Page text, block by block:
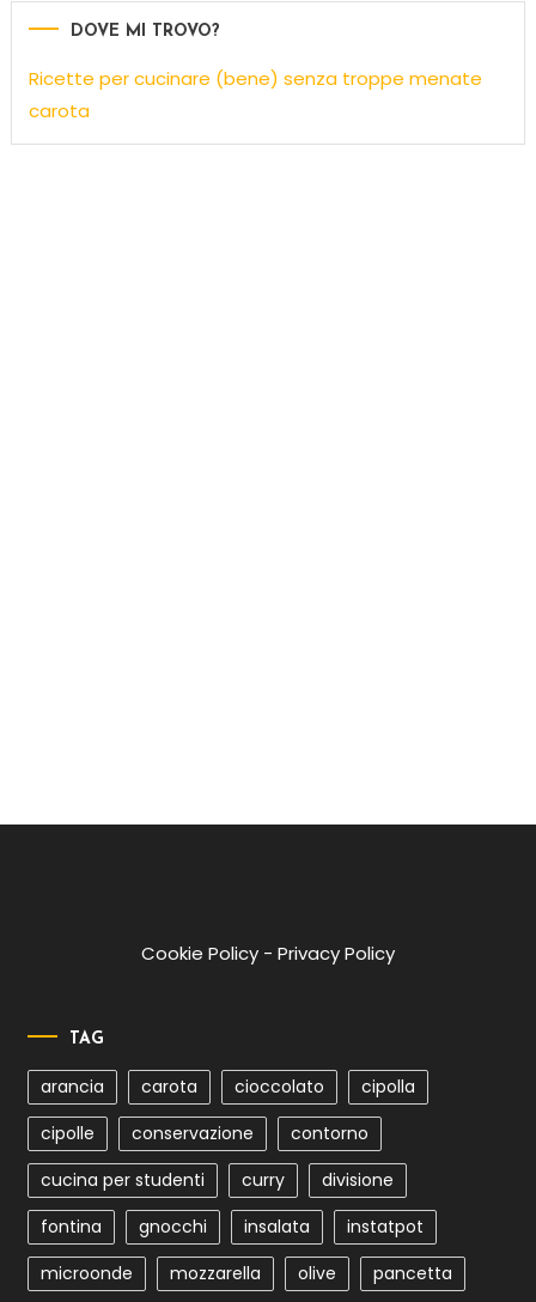
DOVE MI TROVO?
Ricette per cucinare (bene) senza troppe menate
carota
Cookie Policy -Privacy Policy
TAG
arancia carota cioccolato
cipolla
cipolle
conservazione
contorno
cucina per studenti
curry
divisione
fontina
gnocchi insalata
instatpot
microonde
mozzarella olive pancetta